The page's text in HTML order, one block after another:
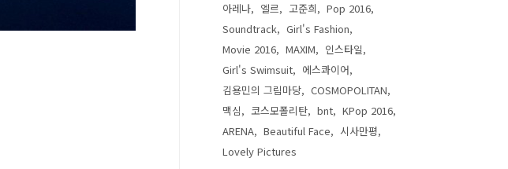
아레나
엘르 고준희
Pop 2016
Soundtrack
Girl's Fashion
Movie 2016
MAXIM
인스타일
Girl's Swimsuit
에스콰이어
김용민의 그림마당
COSMOPOLITAN
맥심
코스모폴리탄 bnt
KPop 2016
ARENA
Beautiful Face
시사만평
Lovely Pictures